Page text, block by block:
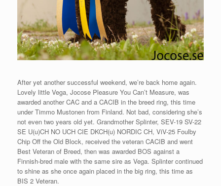
After yet another successful weekend, we’re back home again.
Lovely little Vega, Jocose Pleasure You Can’t Measure, was
awarded another CAC and a CACIB in the breed ring, this time
under Timmo Mustonen from Finland. Not bad, considering she’s
not even two years old yet. Grandmother Splinter, SEV-19 SV-22
SE U(u)CH NO UCH CIE DKCH(u) NORDIC CH, ViV-25 Foulby
Chip Off the Old Block, received the veteran CACIB and went
Best Veteran of Breed, then was awarded BOS against a
Finnish-bred male with the same sire as Vega. Splinter continued
to shine as she once again placed in the big ring, this time as
BIS 2 Veteran.